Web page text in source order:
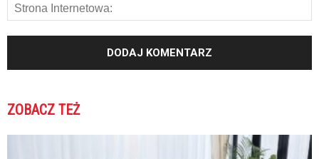
ZOBACZ TEŻ